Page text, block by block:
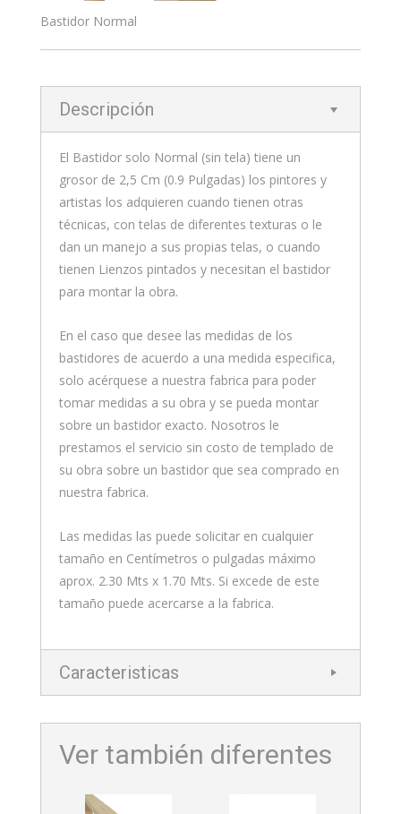
Bastidor Normal
Descripción
El Bastidor solo Normal (sin tela) tiene un
grosor de 2,5 Cm (0.9 Pulgadas) los pintores y
artistas los adquieren cuando tienen otras
técnicas, con telas de diferentes texturas o le
dan un manejo a sus propias telas, o cuando
tienen Lienzos pintados y necesitan el bastidor
para montar la obra.
En el caso que desee las medidas de los
bastidores de acuerdo a una medida especifica,
solo acérquese a nuestra fabrica para poder
tomar medidas a su obra y se pueda montar
sobre un bastidor exacto. Nosotros le
prestamos el servicio sin costo de templado de
su obra sobre un bastidor que sea comprado en
nuestra fabrica.
Las medidas las puede solicitar en cualquier
tamaño en Centímetros o pulgadas máximo
aprox. 2.30 Mts x 1.70 Mts. Si excede de este
tamaño puede acercarse a la fabrica.
Caracteristicas
Ver también diferentes